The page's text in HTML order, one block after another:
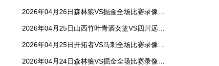
2026年04月26日森林狼VS掘金全场比赛录像回放
2026年04月25日山西竹叶青酒女篮VS四川远达美乐女篮全场比赛录像回放
2026年04月25日开拓者VS马刺全场比赛录像回放
2026年04月24日森林狼VS掘金全场比赛录像回放